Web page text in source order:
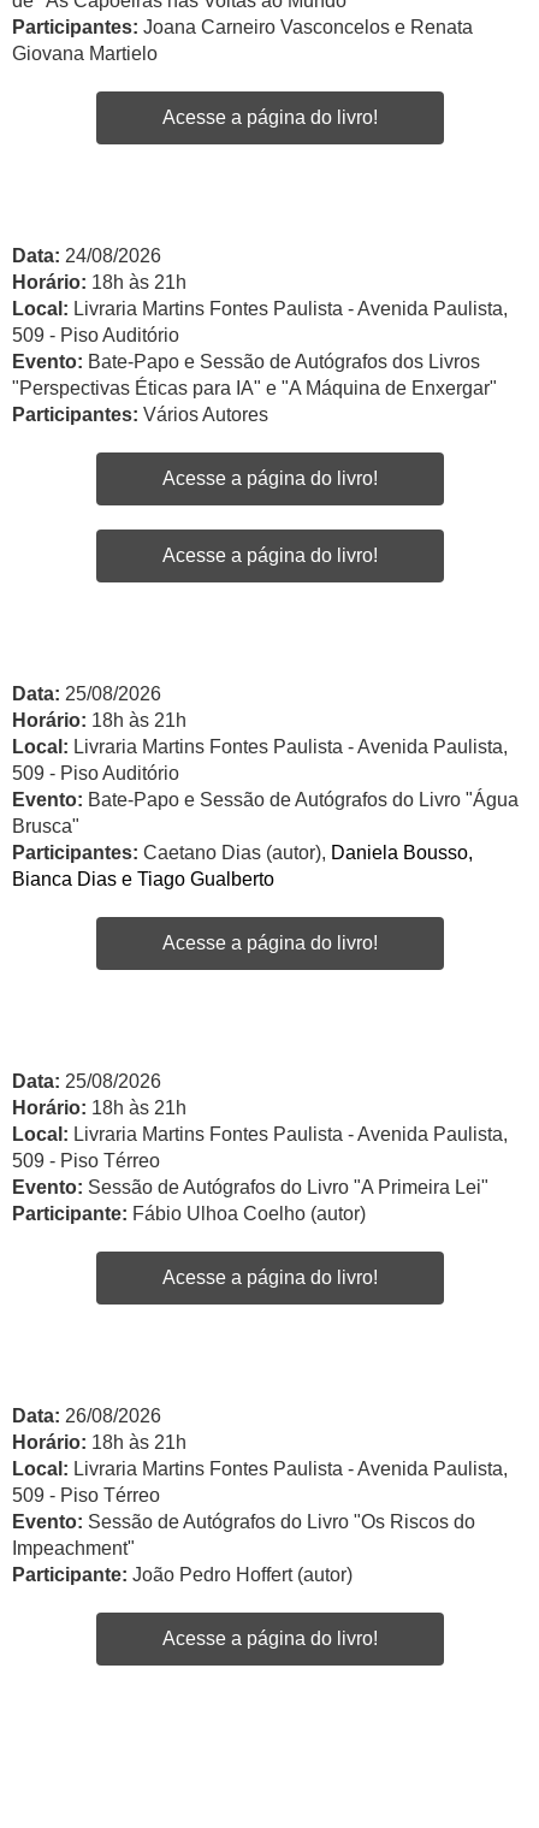
Participantes: Joana Carneiro Vasconcelos e Renata
Giovana Martielo
Acesse a página do livro!
Data: 24/08/2026
Horário: 18h às 21h
Local: Livraria Martins Fontes Paulista - Avenida Paulista,
509 - Piso Auditório
Evento: Bate-Papo e Sessão de Autógrafos dos Livros
"Perspectivas Éticas para IA" e "A Máquina de Enxergar"
Participantes: Vários Autores
Acesse a página do livro!
Acesse a página do livro!
Data: 25/08/2026
Horário: 18h às 21h
Local: Livraria Martins Fontes Paulista - Avenida Paulista,
509 - Piso Auditório
Evento: Bate-Papo e Sessão de Autógrafos do Livro "Água
Brusca"
Participantes: Caetano Dias (autor), Daniela Bousso,
Bianca Dias e Tiago Gualberto
Acesse a página do livro!
Data: 25/08/2026
Horário: 18h às 21h
Local: Livraria Martins Fontes Paulista - Avenida Paulista,
509 - Piso Térreo
Evento: Sessão de Autógrafos do Livro "A Primeira Lei"
Participante: Fábio Ulhoa Coelho (autor)
Acesse a página do livro!
Data: 26/08/2026
Horário: 18h às 21h
Local: Livraria Martins Fontes Paulista - Avenida Paulista,
509 - Piso Térreo
Evento: Sessão de Autógrafos do Livro "Os Riscos do
Impeachment"
Participante: João Pedro Hoffert (autor)
Acesse a página do livro!